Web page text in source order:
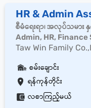
HR & Admin
စီမံရေးရာ၊ အလုပ်သမား နှ
Admin, HR,
Taw Win Family
ရန်ကုန်တိုင်း
စမ်းချောင်း
လစာကြည့်မယ်